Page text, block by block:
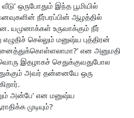
ஒருபோதும் இந்த பூமியில்
நீர்பரப்பின் ஆழத்தில்
யமுனாக்கள் உருவாக்கும் நீர்
செல்லும் மனுஷ்ய புத்திரன்
என அனுமதி
இதழாகச் செதுக்குவதுபோல
அவர் தன்னையே ஒரு
அன்பே’ என மனுஷ்ய
முடியும்?